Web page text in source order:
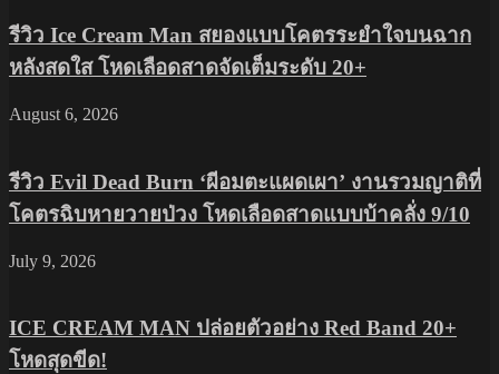
รีวิว Ice Cream Man สยองแบบโคตรระยำใจบนฉาก
หลังสดใส โหดเลือดสาดจัดเต็มระดับ 20+
August 6, 2026
รีวิว Evil Dead Burn ‘ผีอมตะแผดเผา’ งานรวมญาติที่
โคตรฉิบหายวายป่วง โหดเลือดสาดแบบบ้าคลั่ง 9/10
July 9, 2026
ICE CREAM MAN ปล่อยตัวอย่าง Red Band 20+
โหดสุดขีด!